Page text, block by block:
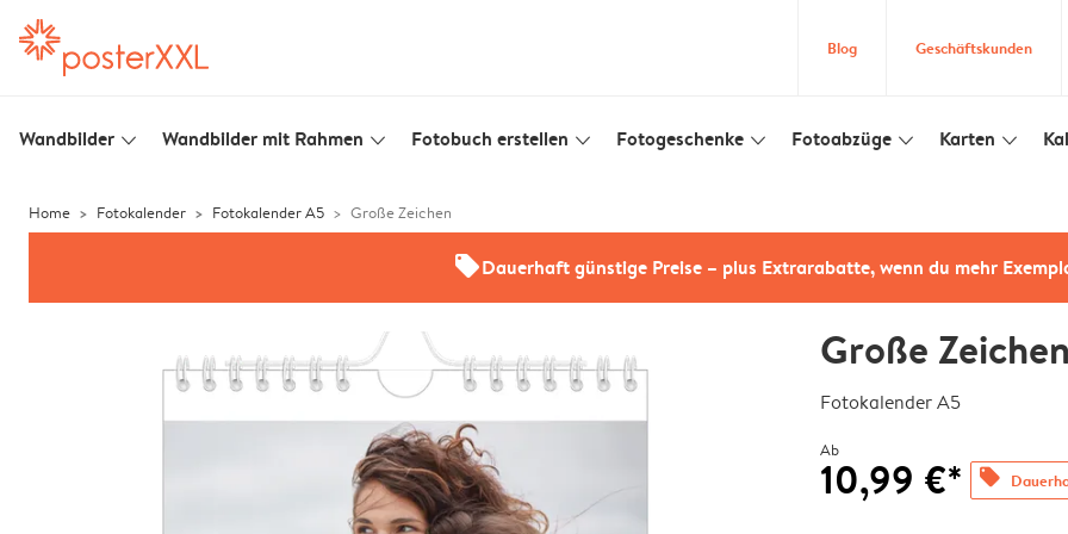
Blog Geschäftskunden
Wandbilder slim_arrow_down Wandbilder mit Rahmen slim_arrow_down Fotobuch erstellen slim_arrow_down Fotogeschenke slim_arrow_down Fotoabzüge slim_arrow_down Karten slim_arrow_down
Home Fotokalender Fotokalender A5 Große Zeichen
offersDauerhaft günstige Preise – plus Extrarabatte, wenn du mehr
Große Zeichen
Fotokalender A5
Ab
10,99 €* offers